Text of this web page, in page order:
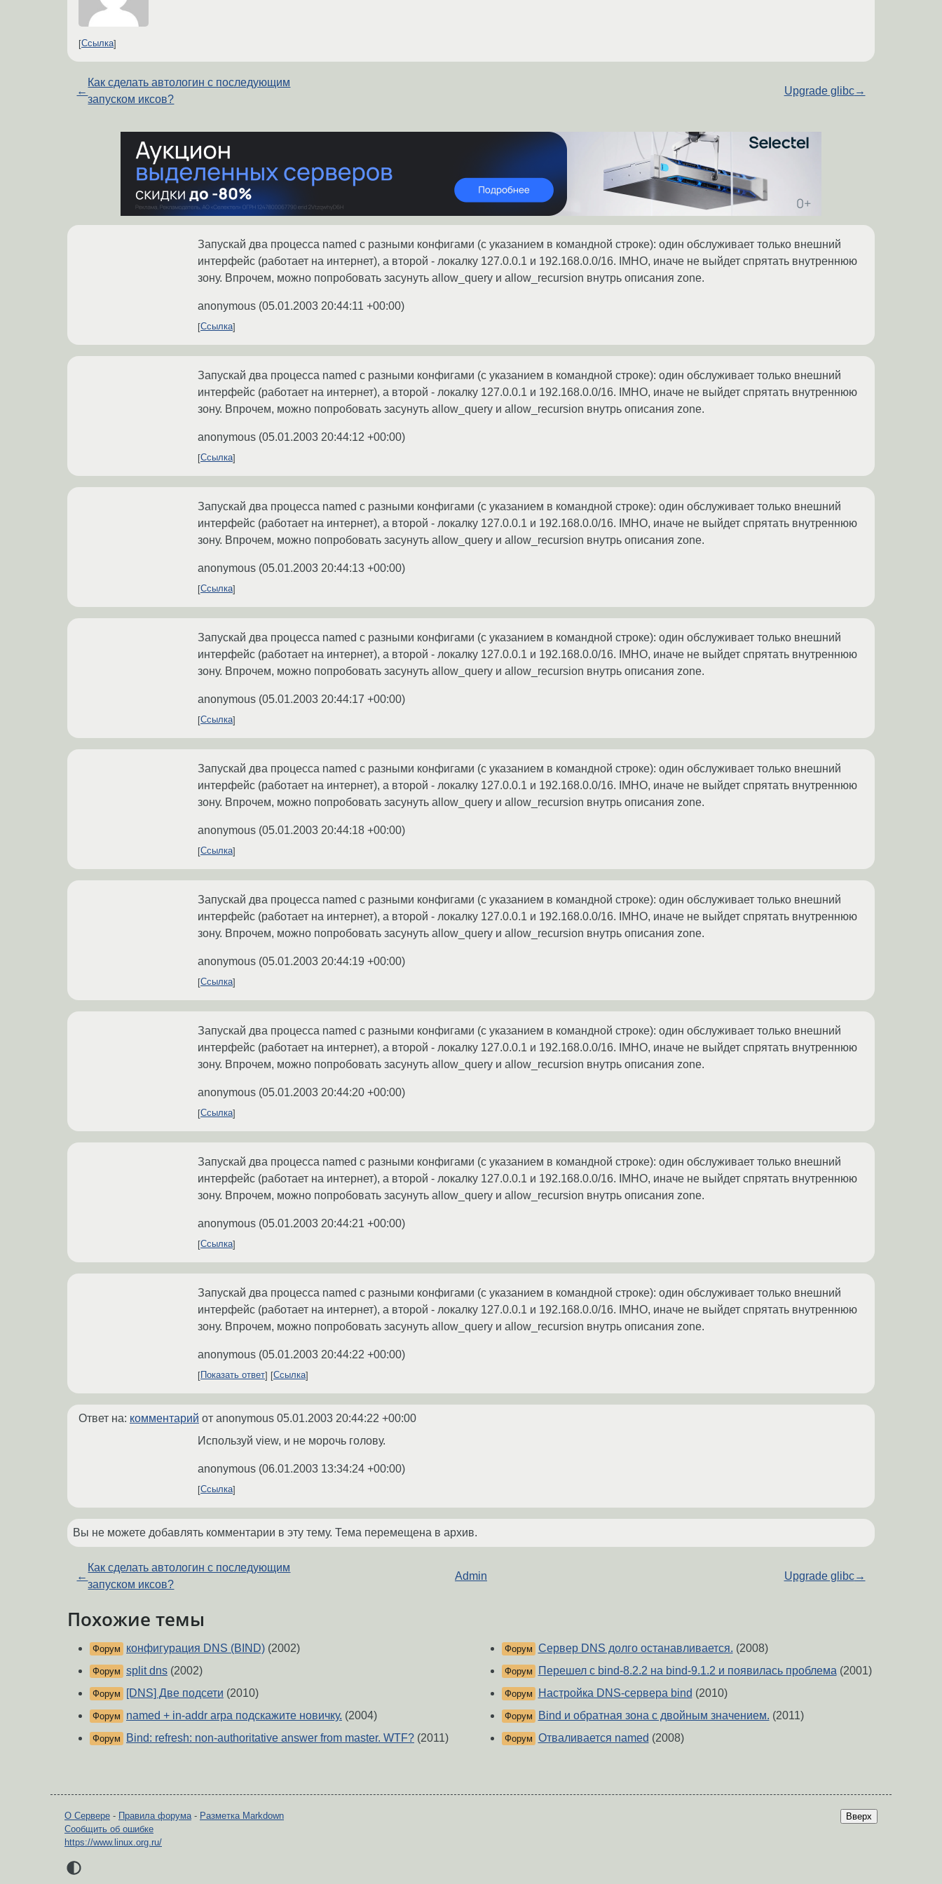
Ссылка
←
Как сделать автологин с последующим
запуском иксов?
Upgrade glibc→
Запускай два процесса named с разными конфигами (с указанием в командной строке): один обслуживает только внешний
интерфейс (работает на интернет), а второй - локалку 127.0.0.1 и 192.168.0.0/16. IMHO, иначе не выйдет спрятать внутреннюю
зону. Впрочем, можно попробовать засунуть allow_query и allow_recursion внутрь описания zone.
anonymous (05.01.2003 20:44:11 +00:00)
Ссылка
Запускай два процесса named с разными конфигами (с указанием в командной строке): один обслуживает только внешний
интерфейс (работает на интернет), а второй - локалку 127.0.0.1 и 192.168.0.0/16. IMHO, иначе не выйдет спрятать внутреннюю
зону. Впрочем, можно попробовать засунуть allow_query и allow_recursion внутрь описания zone.
anonymous (05.01.2003 20:44:12 +00:00)
Ссылка
Запускай два процесса named с разными конфигами (с указанием в командной строке): один обслуживает только внешний
интерфейс (работает на интернет), а второй - локалку 127.0.0.1 и 192.168.0.0/16. IMHO, иначе не выйдет спрятать внутреннюю
зону. Впрочем, можно попробовать засунуть allow_query и allow_recursion внутрь описания zone.
anonymous (05.01.2003 20:44:13 +00:00)
Ссылка
Запускай два процесса named с разными конфигами (с указанием в командной строке): один обслуживает только внешний
интерфейс (работает на интернет), а второй - локалку 127.0.0.1 и 192.168.0.0/16. IMHO, иначе не выйдет спрятать внутреннюю
зону. Впрочем, можно попробовать засунуть allow_query и allow_recursion внутрь описания zone.
anonymous (05.01.2003 20:44:17 +00:00)
Ссылка
Запускай два процесса named с разными конфигами (с указанием в командной строке): один обслуживает только внешний
интерфейс (работает на интернет), а второй - локалку 127.0.0.1 и 192.168.0.0/16. IMHO, иначе не выйдет спрятать внутреннюю
зону. Впрочем, можно попробовать засунуть allow_query и allow_recursion внутрь описания zone.
anonymous (05.01.2003 20:44:18 +00:00)
Ссылка
Запускай два процесса named с разными конфигами (с указанием в командной строке): один обслуживает только внешний
интерфейс (работает на интернет), а второй - локалку 127.0.0.1 и 192.168.0.0/16. IMHO, иначе не выйдет спрятать внутреннюю
зону. Впрочем, можно попробовать засунуть allow_query и allow_recursion внутрь описания zone.
anonymous (05.01.2003 20:44:19 +00:00)
Ссылка
Запускай два процесса named с разными конфигами (с указанием в командной строке): один обслуживает только внешний
интерфейс (работает на интернет), а второй - локалку 127.0.0.1 и 192.168.0.0/16. IMHO, иначе не выйдет спрятать внутреннюю
зону. Впрочем, можно попробовать засунуть allow_query и allow_recursion внутрь описания zone.
anonymous (05.01.2003 20:44:20 +00:00)
Ссылка
Запускай два процесса named с разными конфигами (с указанием в командной строке): один обслуживает только внешний
интерфейс (работает на интернет), а второй - локалку 127.0.0.1 и 192.168.0.0/16. IMHO, иначе не выйдет спрятать внутреннюю
зону. Впрочем, можно попробовать засунуть allow_query и allow_recursion внутрь описания zone.
anonymous (05.01.2003 20:44:21 +00:00)
Ссылка
Запускай два процесса named с разными конфигами (с указанием в командной строке): один обслуживает только внешний
интерфейс (работает на интернет), а второй - локалку 127.0.0.1 и 192.168.0.0/16. IMHO, иначе не выйдет спрятать внутреннюю
зону. Впрочем, можно попробовать засунуть allow_query и allow_recursion внутрь описания zone.
anonymous (05.01.2003 20:44:22 +00:00)
Показать ответ Ссылка
Ответ на: комментарий от anonymous 05.01.2003 20:44:22 +00:00
Используй view, и не морочь голову.
anonymous (06.01.2003 13:34:24 +00:00)
Ссылка
Вы не можете добавлять комментарии в эту тему. Тема перемещена в архив.
←
Как сделать автологин с последующим
запуском иксов?
Admin Upgrade glibc→
Похожие темы
Форум конфигурация DNS (BIND) (2002)
Форум split dns (2002)
Форум [DNS] Две подсети (2010)
Форум named + in-addr arpa подскажите новичку. (2004)
Форум Bind: refresh: non-authoritative answer from master. WTF? (2011)
Форум Сервер DNS долго останавливается. (2008)
Форум Перешел с bind-8.2.2 на bind-9.1.2 и появилась проблема(2001)
Форум Настройка DNS-сервера bind (2010)
Форум Bind и обратная зона с двойным значением. (2011)
Форум Отваливается named (2008)
Вверх
О Сервере - Правила форума- Разметка Markdown
Сообщить об ошибке
https://www.linux.org.ru/